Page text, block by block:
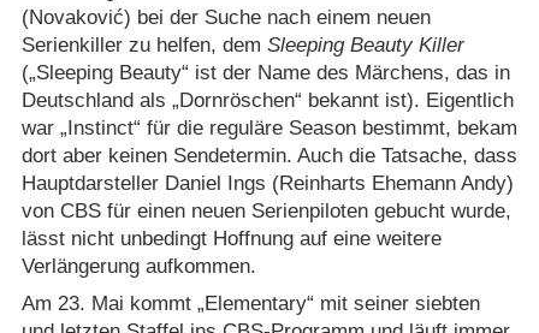
(Novaković) bei der Suche nach einem neuen
Serienkiller zu helfen, dem Sleeping Beauty Killer
(„Sleeping Beauty“ ist der Name des Märchens, das in
Deutschland als „Dornröschen“ bekannt ist). Eigentlich
war „Instinct“ für die reguläre Season bestimmt, bekam
dort aber keinen Sendetermin. Auch die Tatsache, dass
Hauptdarsteller Daniel Ings (Reinharts Ehemann Andy)
von CBS für einen neuen Serienpiloten gebucht wurde,
lässt nicht unbedingt Hoffnung auf eine weitere
Verlängerung aufkommen.
Am 23. Mai kommt „Elementary“ mit seiner siebten